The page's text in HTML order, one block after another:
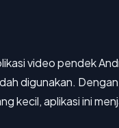
video pendek
digunakan.
kecil, aplikasi ini